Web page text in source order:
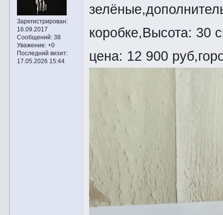
Зарегистрирован:
16.09.2017
Сообщений:38
Уважение: +0
Последний визит:
17.05.2026 15:44
коробке,Высота: 30
цена: 12 900